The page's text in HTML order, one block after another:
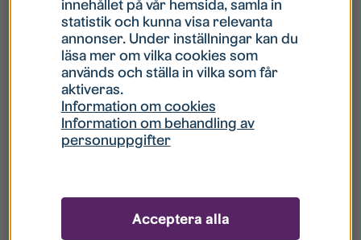
Hur gör jag om mitt konto är låst?
Hur gör jag när jag glömt mitt lösenord?
Vad innebär Gästkonto/Gästanvändare?
innehållet på vår hemsida, samla in
statistik och kunna visa relevanta
annonser. Under inställningar kan du
läsa mer om vilka cookies som
används och ställa in vilka som får
aktiveras.
Information om cookies
Information om behandling av
personuppgifter
Acceptera alla